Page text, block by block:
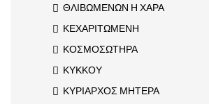
ΘΛΙΒΩΜΕΝΩΝ Η ΧΑΡΑ
ΚΕΧΑΡΙΤΩΜΕΝΗ
ΚΟΣΜΟΣΩΤΗΡΑ
ΚΥΚΚΟΥ
ΚΥΡΙΑΡΧΟΣ ΜΗΤΕΡΑ